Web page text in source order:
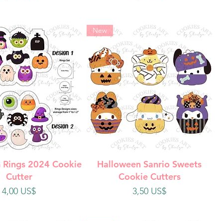
rápida
Rings 2024 Cookie
Cutter
Precio
4,00 US$
Vista rápida
New
Halloween Sanrio Sweets
Cookie Cutters
Precio
3,50 US$